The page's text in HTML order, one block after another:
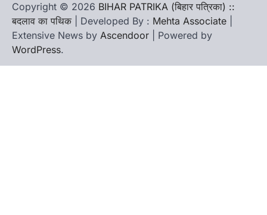
Copyright © 2026 BIHAR PATRIKA (बिहार पत्रिका) ::
बदलाव का पथिक | Developed By : Mehta Associate
Extensive News by Ascendoor | Powered by
WordPress.